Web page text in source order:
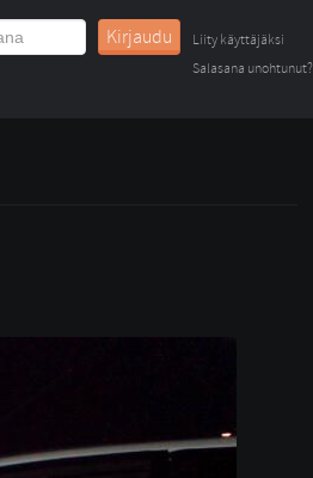
Kirjaudu
Liity käyttäjäksi
Salasana unohtunut?